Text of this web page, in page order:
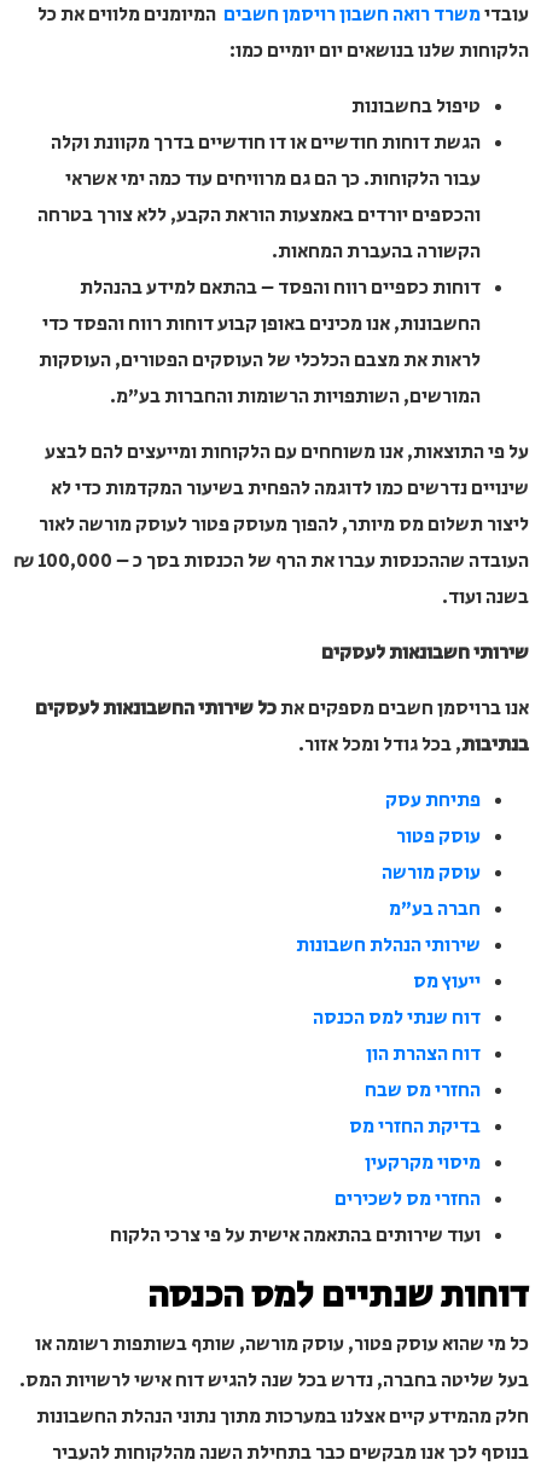
משרד רואה חשבון רויסמן חשביםהמיומנים מלווים את כל
שלנו בנושאים יום יומיים כמו:
טיפול בחשבונות
הגשת דוחות חודשיים או דו חודשיים בדרך מקוונת וקלה
עבור הלקוחות. כך הם גם מרוויחים עוד כמה ימי אשראי
והכספים יורדים באמצעות הוראת הקבע, ללא צורך בטרחה
הקשורה בהעברת המחאות.
דוחות כספיים רווח והפסד – בהתאם למידע בהנהלת
החשבונות, אנו מכינים באופן קבוע דוחות רווח והפסד כדי
לראות את מצבם הכלכלי של העוסקים הפטורים, העוסקות
המורשים, השותפויות הרשומות והחברות בע"מ.
התוצאות, אנו משוחחים עם הלקוחות ומייעצים להם לבצע
נדרשים כמו לדוגמה להפחית בשיעור המקדמות כדי לא
תשלום מס מיותר, להפוך מעוסק פטור לעוסק מורשה לאור
העובדה שההכנסות עברו את הרף של הכנסות בסך כ – 100,000 ₪
חשבונאות לעסקים
חשבים מספקים אתכל שירותי החשבונאות לעסקים
, בכל גודל ומכל אזור.
פתיחת עסק
עוסק פטור
עוסק מורשה
חברה בע"מ
שירותי הנהלת חשבונות
ייעוץ מס
דוח שנתי למס הכנסה
דוח הצהרת הון
החזרי מס שבח
בדיקת החזרי מס
מיסוי מקרקעין
החזרי מס לשכירים
ועוד שירותים בהתאמה אישית על פי צרכי הלקוח
שנתיים למס הכנסה
שהוא עוסק פטור, עוסק מורשה, שותף בשותפות רשומה או
בחברה, נדרש בכל שנה להגיש דוח אישי לרשויות המס.
קיים אצלנו במערכות מתוך נתוני הנהלת החשבונות
לכך אנו מבקשים כבר בתחילת השנה מהלקוחות להעביר